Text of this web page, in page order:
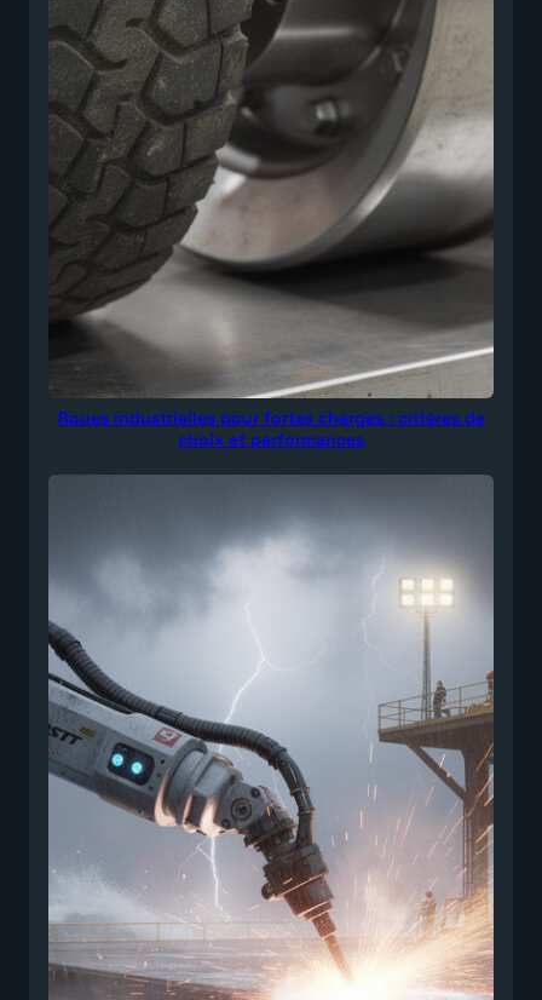
Roues industrielles pour fortes charges : critères de
choix et performances